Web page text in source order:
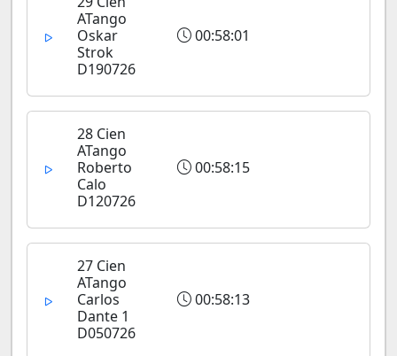
ATango
Oskar
Strok
D190726
00:58:01
28 Cien
ATango
Roberto
Calo
D120726
00:58:15
27 Cien
ATango
Carlos
Dante 1
D050726
00:58:13